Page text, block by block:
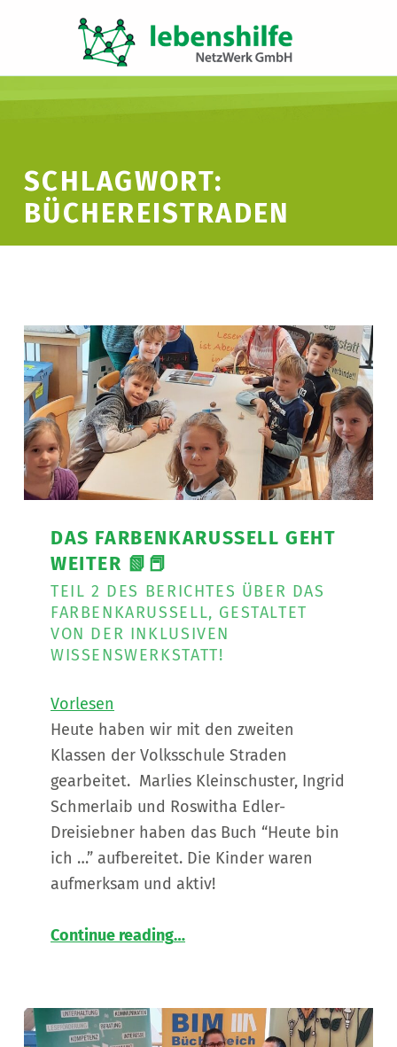
SCHLAGWORT:
BÜCHEREISTRADEN
DAS FARBENKARUSSELL GEHT
WEITER 📗📕
TEIL 2 DES BERICHTES ÜBER DAS
FARBENKARUSSELL, GESTALTET
VON DER INKLUSIVEN
WISSENSWERKSTATT!
Vorlesen
Heute haben wir mit den zweiten
Klassen der Volksschule Straden
gearbeitet. Marlies Kleinschuster, Ingrid
Schmerlaib und Roswitha Edler-
Dreisiebner haben das Buch “Heute bin
ich …” aufbereitet. Die Kinder waren
aufmerksam und aktiv!
Continue readingDas Farbenkarussell geht weiter 📗📕
Teil
Berichtes
über
…